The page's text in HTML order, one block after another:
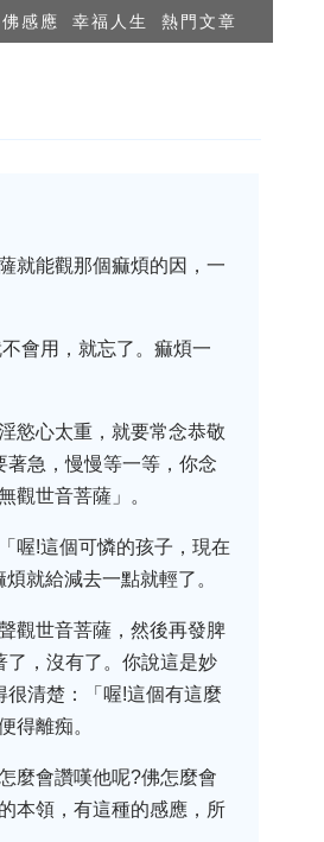
感應 幸福人生 熱門文章
就能觀那個痲煩的因，一
會用，就忘了。痲煩一
慾心太重，就要常念恭敬
急，慢慢等一等，你念
觀世音菩薩」。
喔!這個可憐的孩子，現在
就給減去一點就輕了。
觀世音菩薩，然後再發脾
，沒有了。你說這是妙
清楚：「喔!這個有這麼
得離痴。
麼會讚嘆他呢?佛怎麼會
本領，有這種的感應，所